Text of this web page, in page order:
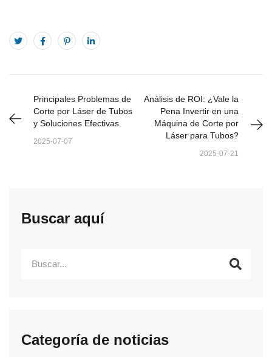
Principales Problemas de
Corte por Láser de Tubos
y Soluciones Efectivas
2025-07-07
Análisis de ROI: ¿Vale la
Pena Invertir en una
Máquina de Corte por
Láser para Tubos?
2025-07-21
Buscar aquí
Categoría de noticias